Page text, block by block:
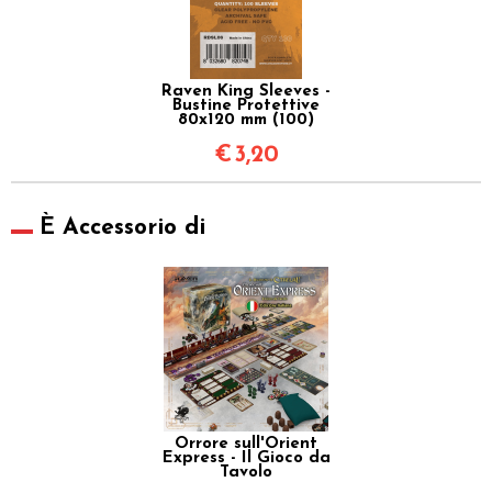
Raven King Sleeves -
Bustine Protettive
80x120 mm (100)
€3,20
È Accessorio di
Orrore sull'Orient
Express - Il Gioco da
Tavolo